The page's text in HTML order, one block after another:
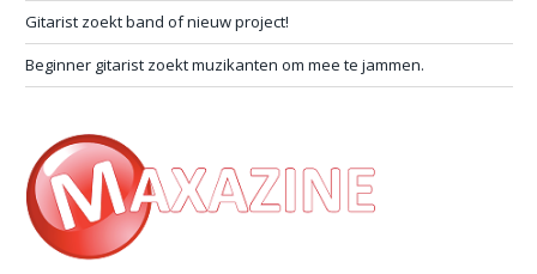
Gitarist zoekt band of nieuw project!
Beginner gitarist zoekt muzikanten om mee te jammen.